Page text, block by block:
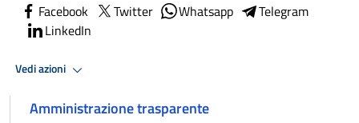
Facebook Twitter Whatsapp
Telegram
LinkedIn
Vedi azioni
Amministrazione trasparente